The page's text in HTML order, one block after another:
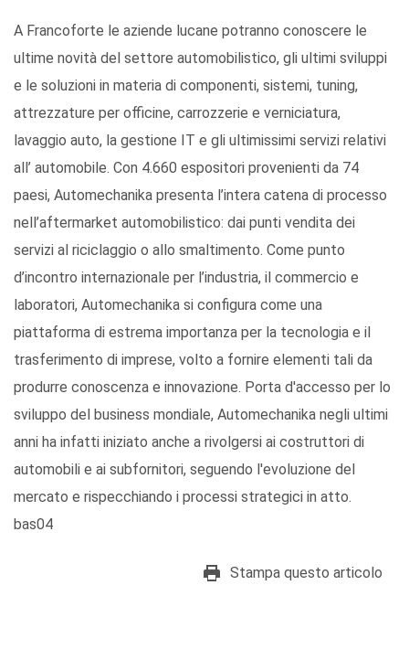
A Francoforte le aziende lucane potranno conoscere le
ultime novità del settore automobilistico, gli ultimi sviluppi
e le soluzioni in materia di componenti, sistemi, tuning,
attrezzature per officine, carrozzerie e verniciatura,
lavaggio auto, la gestione IT e gli ultimissimi servizi relativi
all’ automobile. Con 4.660 espositori provenienti da 74
paesi, Automechanika presenta l’intera catena di processo
nell’aftermarket automobilistico: dai punti vendita dei
servizi al riciclaggio o allo smaltimento. Come punto
d’incontro internazionale per l’industria, il commercio e
laboratori, Automechanika si configura come una
piattaforma di estrema importanza per la tecnologia e il
trasferimento di imprese, volto a fornire elementi tali da
produrre conoscenza e innovazione. Porta d'accesso per lo
sviluppo del business mondiale, Automechanika negli ultimi
anni ha infatti iniziato anche a rivolgersi ai costruttori di
automobili e ai subfornitori, seguendo l'evoluzione del
mercato e rispecchiando i processi strategici in atto.
bas04
Stampa questo articolo